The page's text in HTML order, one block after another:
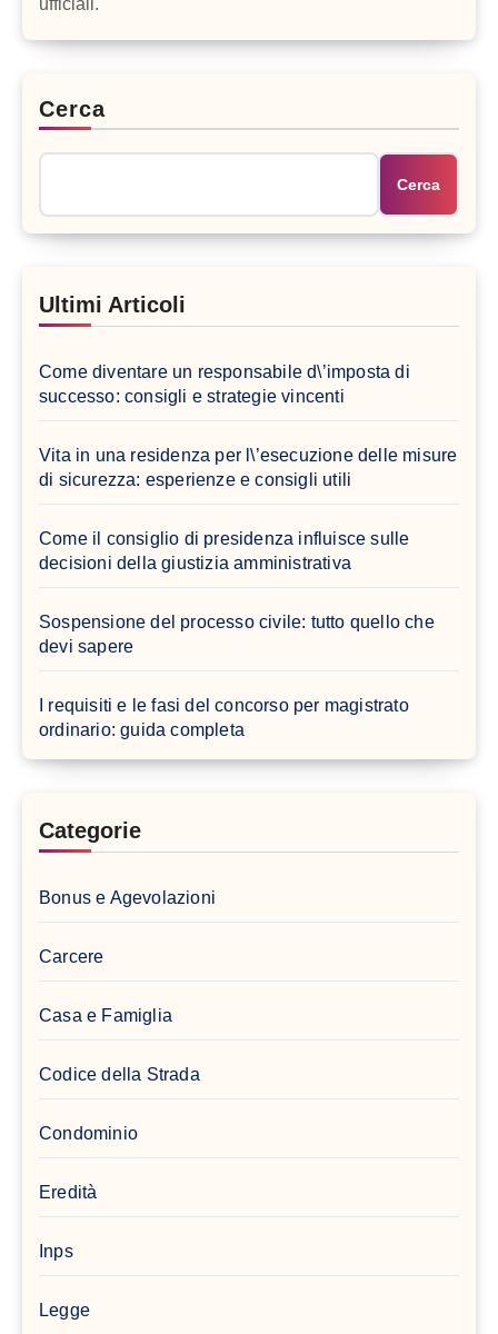
ufficiali.
Cerca
Cerca
Ultimi Articoli
Come diventare un responsabile d\’imposta di
successo: consigli e strategie vincenti
Vita in una residenza per l\’esecuzione delle misure
di sicurezza: esperienze e consigli utili
Come il consiglio di presidenza influisce sulle
decisioni della giustizia amministrativa
Sospensione del processo civile: tutto quello che
devi sapere
I requisiti e le fasi del concorso per magistrato
ordinario: guida completa
Categorie
Bonus e Agevolazioni
Carcere
Casa e Famiglia
Codice della Strada
Condominio
Eredità
Inps
Legge